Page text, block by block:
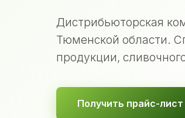
Дистрибьюторская
Тюменской области.
продукции,
Получить прайс-лист